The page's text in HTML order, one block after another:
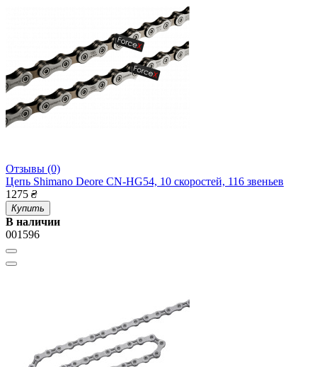
Отзывы (0)
Цепь Shimano Deore CN-HG54, 10 скоростей, 116 звеньев
1275 ₴
Купить
В наличии
001596